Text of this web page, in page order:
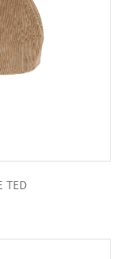
TED